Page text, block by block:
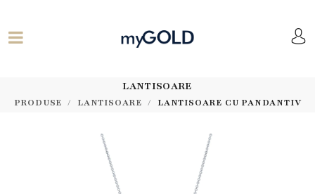
LANTISOARE
PRODUSE LANTISOARE LANTISOARE CU PANDANTIV